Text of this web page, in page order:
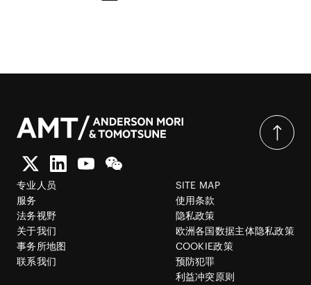
专业人员
服务
法务视野
关于我们
事务所地图
联系我们
SITE MAP
使用条款
隐私政策
欧洲各国数据主体隐私政策
COOKIE政策
预防犯罪
利益冲突原则